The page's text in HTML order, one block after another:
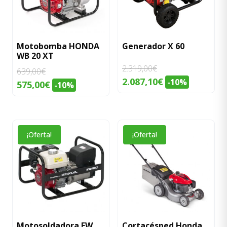
Motobomba HONDA
WB 20 XT
639,00€
El
era:
639,00€.
575,00€El
es:
575,00€.
-10%
Generador X 60
2.319,00€
El
2.319,00€.
2.087,10€El-10%
¡Oferta! ¡Oferta!